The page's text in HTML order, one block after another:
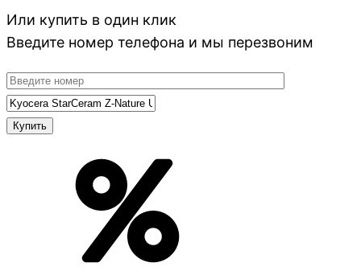
Или купить в один клик
Введите номер телефона и мы перезвоним